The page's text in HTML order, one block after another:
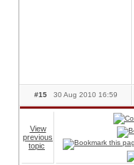
#15 30 Aug 2010 16:59
View
previous
topic